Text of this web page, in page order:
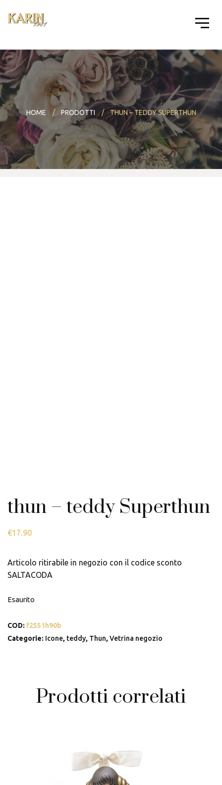
HOME PRODOTTI THUN – TEDDY SUPERTHUN
thun – teddy Superthun
€17.90
Articolo ritirabile in negozio con il codice sconto
SALTACODA
Esaurito
COD: f2551h90b
Categorie: Icone, teddy, Thun,Vetrina negozio
Prodotti correlati